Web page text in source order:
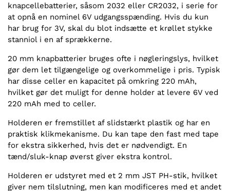
knapcellebatterier, såsom 2032 eller CR2032, i serie for
at opnå en nominel 6V udgangsspænding. Hvis du kun
har brug for 3V, skal du blot indsætte et krøllet stykke
stanniol i en af sprækkerne.
20 mm knapbatterier bruges ofte i nøgleringslys, hvilket
gør dem let tilgængelige og overkommelige i pris. Typisk
har disse celler en kapacitet på omkring 220 mAh,
hvilket gør det muligt for denne holder at levere 6V ved
220 mAh med to celler.
Holderen er fremstillet af slidstærkt plastik og har en
praktisk klikmekanisme. Du kan tape den fast med tape
for ekstra sikkerhed, hvis det er nødvendigt. En
tænd/sluk-knap øverst giver ekstra kontrol.
Holderen er udstyret med et 2 mm JST PH-stik, hvilket
giver nem tilslutning, men kan modificeres med et andet